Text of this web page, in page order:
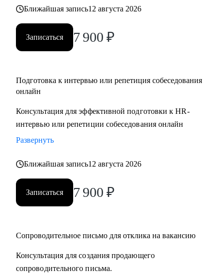
Ближайшая запись12 августа 2026
Записаться 7 900 ₽
Подготовка к интервью или репетиция собеседования
онлайн
Консультация для эффективной подготовки к HR-
интервью или репетиции собеседования онлайн
Развернуть
Ближайшая запись12 августа 2026
Записаться 7 900 ₽
Сопроводительное письмо для отклика на вакансию
Консультация для создания продающего
сопроводительного письма.